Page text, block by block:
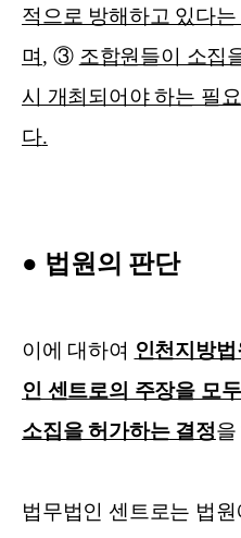
적으로 방해하고 있다
며 , ③ 조합원들이 소집
시 개최되어야 하는 필
다.
● 법원의 판단
이에 대하여 인천지방
인 센트로의 주장을 모
소집을 허가하는 결정
법무법인 센트로는 법